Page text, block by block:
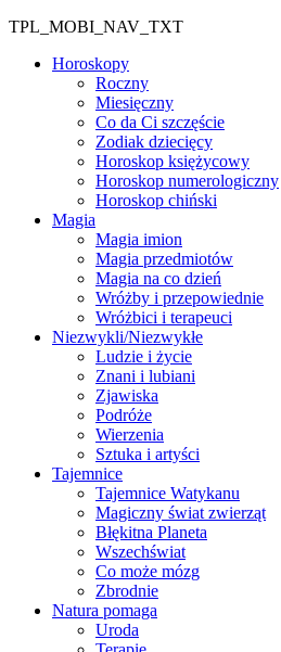
TPL_MOBI_NAV_TXT
Horoskopy
Roczny
Miesięczny
Co da Ci szczęście
Zodiak dziecięcy
Horoskop księżycowy
Horoskop numerologiczny
Horoskop chiński
Magia
Magia imion
Magia przedmiotów
Magia na co dzień
Wróżby i przepowiednie
Wróżbici i terapeuci
Niezwykli/Niezwykłe
Ludzie i życie
Znani i lubiani
Zjawiska
Podróże
Wierzenia
Sztuka i artyści
Tajemnice
Tajemnice Watykanu
Magiczny świat zwierząt
Błękitna Planeta
Wszechświat
Co może mózg
Zbrodnie
Natura pomaga
Uroda